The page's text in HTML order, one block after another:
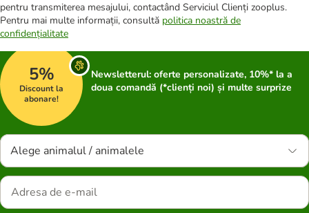
pentru transmiterea mesajului, contactând Serviciul Clienți zooplus.
Pentru mai multe informații, consultă politica noastră de
confidențialitate
5%
Discount la
abonare!
Newsletterul: oferte personalizate, 10%* la a
doua comandă (*clienți noi) și multe surprize
Alege animalul / animalele